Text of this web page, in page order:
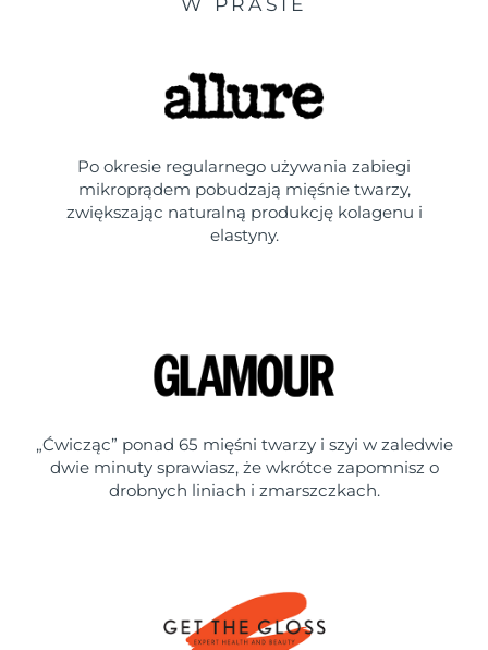
Po okresie regularnego używania zabiegi
mikroprądem pobudzają mięśnie twarzy,
zwiększając naturalną produkcję kolagenu i
elastyny.
„Ćwicząc” ponad 65 mięśni twarzy i szyi w zaledwie
dwie minuty sprawiasz, że wkrótce zapomnisz o
drobnych liniach i zmarszczkach.